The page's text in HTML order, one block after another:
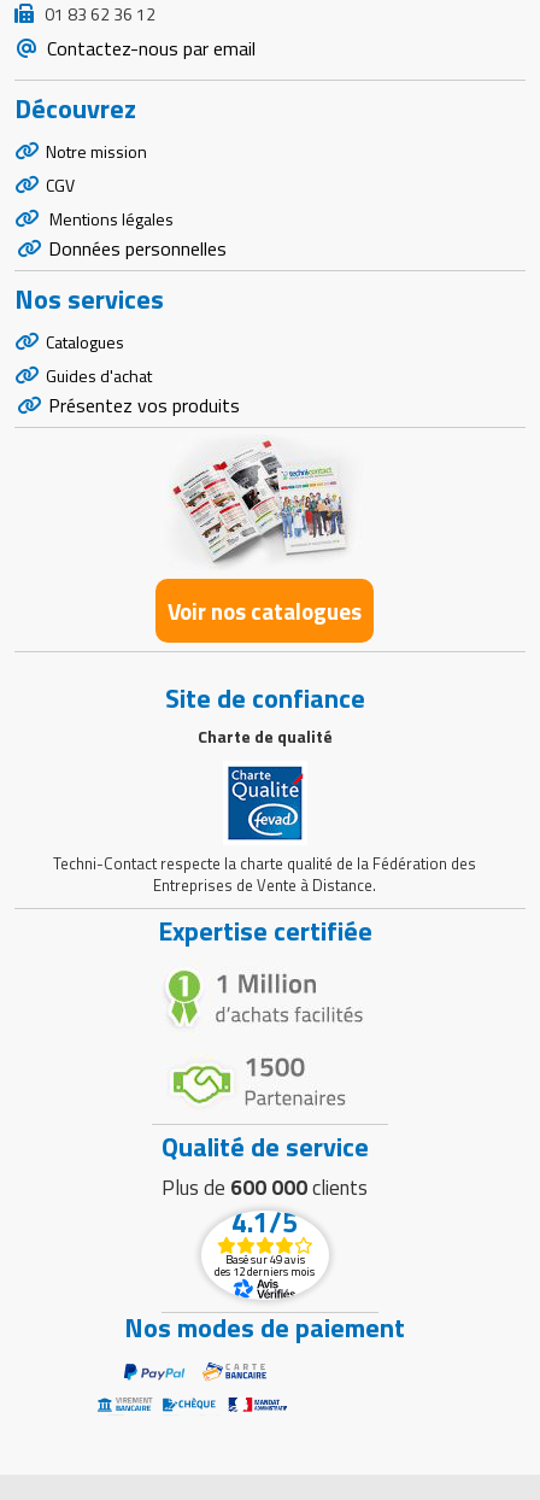
01 83 62 36 12
Contactez-nous par email
Découvrez
Notre mission
CGV
Mentions légales
Données personnelles
Nos services
Catalogues
Guides d'achat
Présentez vos produits
Voir nos catalogues
Site de confiance
Charte de qualité
Techni-Contact respecte la charte qualité de la Fédération des
Entreprises de Vente à Distance.
Expertise certifiée
Qualité de service
Plus de 600 000clients
4.1/5
Basé sur 49 avis
des 12 derniers mois
Nos modes de paiement